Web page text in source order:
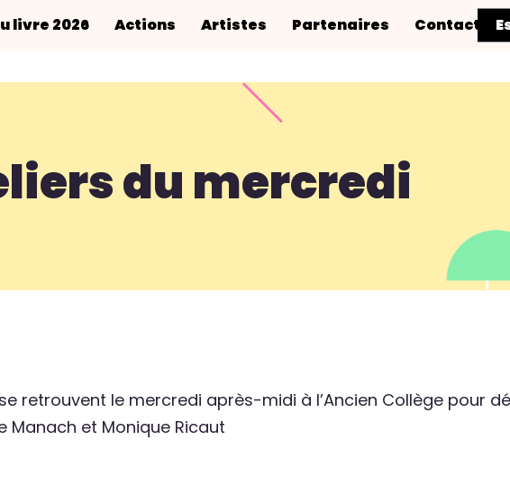
livre 2026 Actions Artistes Partenaires Contact
du mercredi
retrouvent le mercredi après-midi à l’Ancien Collège pour
et Monique Ricaut